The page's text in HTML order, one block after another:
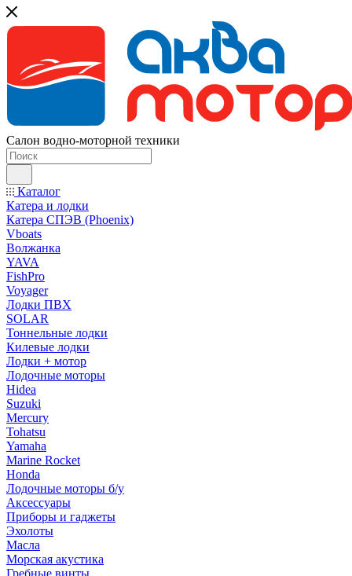
Салон водно-моторной техники
Каталог
Катера и лодки
Катера СПЭВ (Phoenix)
Vboats
Волжанка
YAVA
FishPro
Voyager
Лодки ПВХ
SOLAR
Тоннельные лодки
Килевые лодки
Лодки + мотор
Лодочные моторы
Hidea
Suzuki
Mercury
Tohatsu
Yamaha
Marine Rocket
Honda
Лодочные моторы б/у
Аксессуары
Приборы и гаджеты
Эхолоты
Масла
Морская акустика
Гребные винты